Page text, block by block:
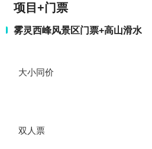
项目+门票
雾灵西峰风景区门票+高山滑水
大小同价
双人票